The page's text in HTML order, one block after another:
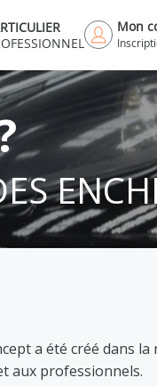
Mon
a été créé dans
aux professionnels.